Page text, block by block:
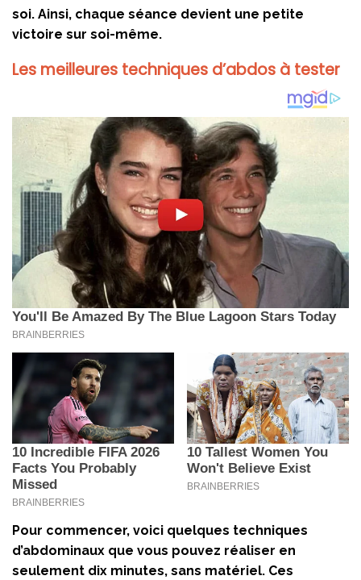
soi. Ainsi, chaque séance devient une petite
victoire sur soi-même.
Les meilleures techniques d’abdos à tester
Pour commencer, voici quelques techniques
d’abdominaux que vous pouvez réaliser en
seulement dix minutes, sans matériel. Ces